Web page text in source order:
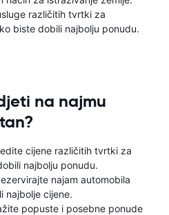
različitih tvrtki za
biste dobili najbolju ponudu.
na najmu
cijene različitih tvrtki za
najbolju ponudu.
najam automobila
najbolje cijene.
popuste i posebne ponude